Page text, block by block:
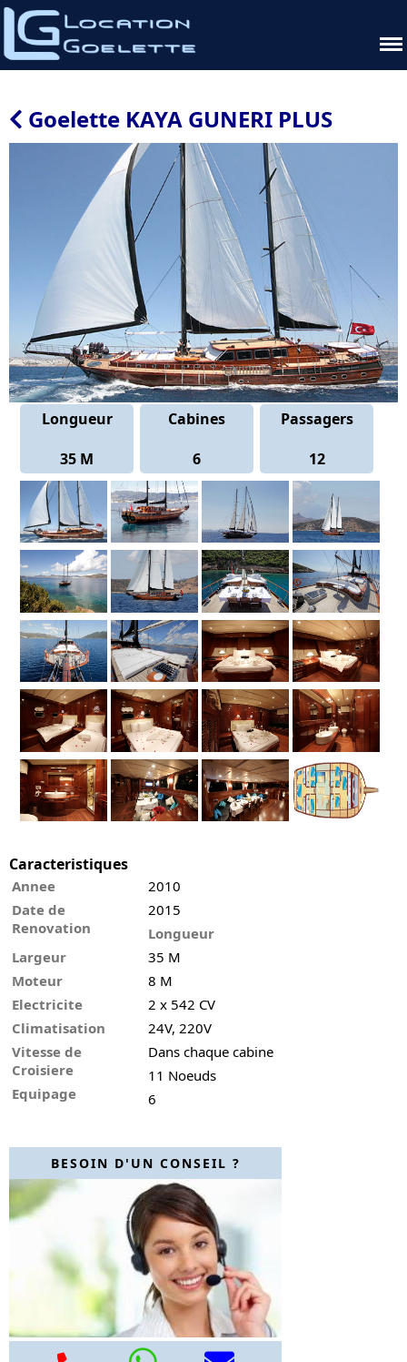
Goelette KAYA GUNERI PLUS
Longueur
35 M
Cabines
6
Passagers
12
Caracteristiques
Annee
2010
Date de
Renovation
2015
Longueur
35 M
Largeur
8 M
Moteur
2 x 542 CV
Electricite
24V, 220V
Climatisation
Dans chaque cabine
Vitesse de
Croisiere
11 Noeuds
Equipage
6
BESOIN D'UN CONSEIL ?